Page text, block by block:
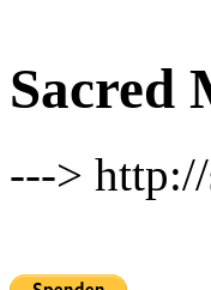
Sacred
---> http://